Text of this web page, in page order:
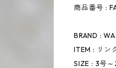
商品番号 :
BRAND :
ITEM : リン
SIZE : 3号